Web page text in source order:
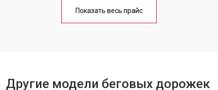
Замена платы управления от 800 ₽
Показать весь прайс
Другие модели беговых дорожек